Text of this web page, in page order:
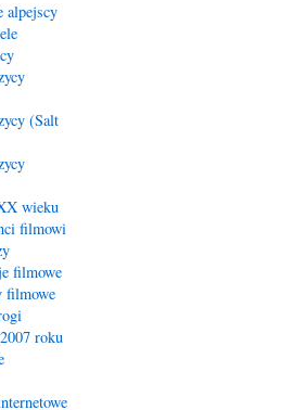
alpejscy
(Salt
wieku
filmowi
filmowe
filmowe
roku